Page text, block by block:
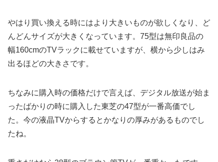
やはり買い換える時にはより大きいものが欲しくなり、ど
んどんサイズが大きくなっています。75型は無印良品の
幅160cmのTVラックに載せていますが、横から少しはみ
出るほどの大きさです。
ちなみに購入時の価格だけで言えば、デジタル放送が始ま
ったばかりの時に購入した東芝の47型が一番高価でし
た。今の液晶TVからするとかなりの厚みがあるものでし
たね。